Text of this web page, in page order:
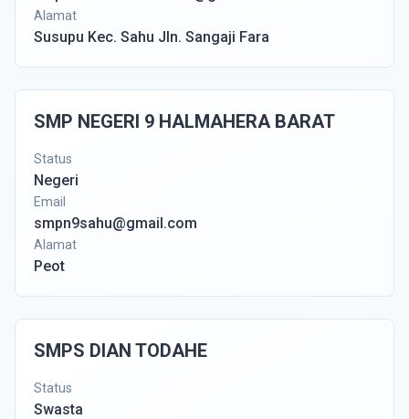
Alamat
Susupu Kec. Sahu Jln. Sangaji Fara
SMP NEGERI 9 HALMAHERA BARAT
Status
Negeri
Email
smpn9sahu@gmail.com
Alamat
Peot
SMPS DIAN TODAHE
Status
Swasta